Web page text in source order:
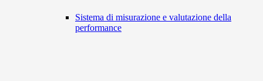
Sistema di misurazione e valutazione della
performance